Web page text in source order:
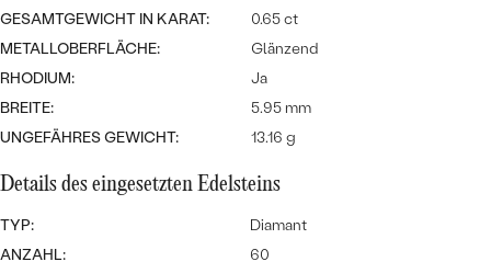
Wave Kollektion
ANSEHEN
DIAMANTEN
ANSEHEN
Halsketten
ANSEHEN
ANSEHEN
GESAMTGEWICHT IN KARAT:
0.65 ct
METALLOBERFLÄCHE:
Glänzend
RHODIUM:
Ja
BREITE:
5.95 mm
UNGEFÄHRES GEWICHT:
13.16 g
Details des eingesetzten Edelsteins
TYP:
Diamant
ANZAHL:
60